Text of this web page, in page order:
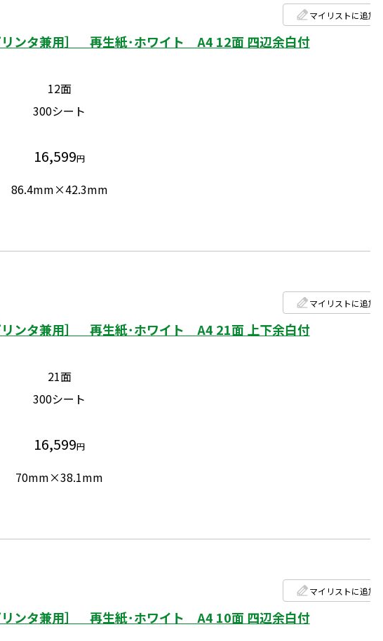
リンタ兼用］ 再生紙･ホワイト A4 12面 四辺余白付
マイリストに追加
12面
300シート
16,599円
86.4mm×42.3mm
リンタ兼用］ 再生紙･ホワイト A4 21面 上下余白付
マイリストに追加
21面
300シート
16,599円
70mm×38.1mm
リンタ兼用］ 再生紙･ホワイト A4 10面 四辺余白付
マイリストに追加